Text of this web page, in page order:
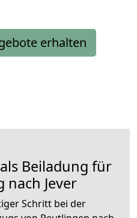
erhalten
Beiladung für
nach Jever
Schritt bei der